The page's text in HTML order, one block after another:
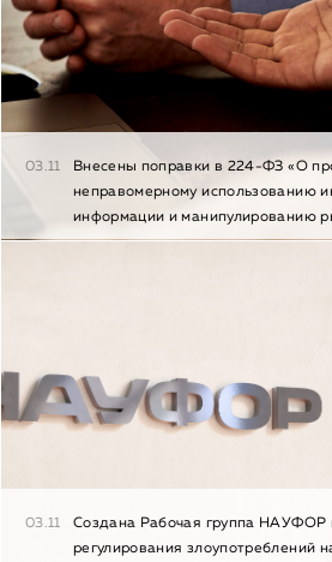
03.11
Внесены поправки в 224-ФЗ «О
неправомерному использованию
информации и манипулированию
03.11
Создана Рабочая группа НАУФОР
регулирования злоупотреблений